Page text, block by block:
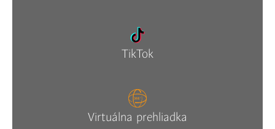
TikTok
Virtuálna prehliadka